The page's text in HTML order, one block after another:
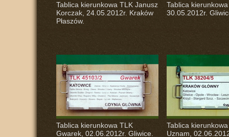
Tablica kierunkowa TLKJanusz
Korczak, 24.05.2012r. Kraków
Płaszów.
Tablica
30.05.2012r.
Tablica kierunkowa TLK
Gwarek, 02.06.2012r. Gliwice.
Tablica
Uznam,